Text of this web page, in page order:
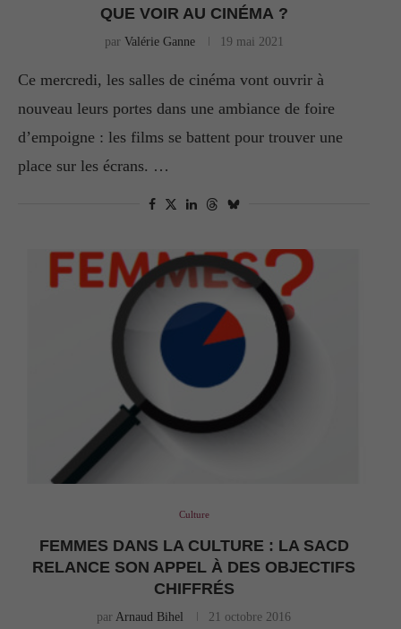
QUE VOIR AU CINÉMA ?
par Valérie Ganne 19 mai 2021
Ce mercredi, les salles de cinéma vont ouvrir à
nouveau leurs portes dans une ambiance de foire
d’empoigne : les films se battent pour trouver une
place sur les écrans. …
Culture
FEMMES DANS LA CULTURE : LA SACD
RELANCE SON APPEL À DES OBJECTIFS
CHIFFRÉS
par Arnaud Bihel 21 octobre 2016